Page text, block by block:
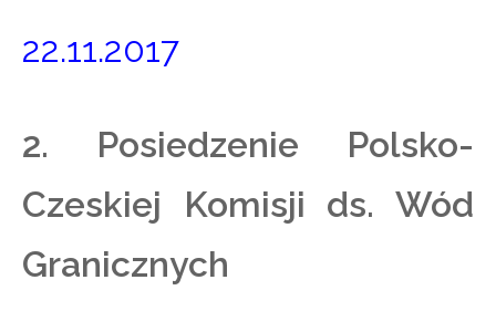
22.11.2017
2. Posiedzenie Polsko-
Czeskiej Komisji ds. Wód
Granicznych